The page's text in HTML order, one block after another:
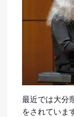
最近では大分
をされていま